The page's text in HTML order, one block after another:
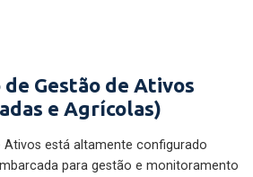
de Gestão de Ativos
e Agrícolas)
Ativos está altamente configurado
para gestão e monitoramento